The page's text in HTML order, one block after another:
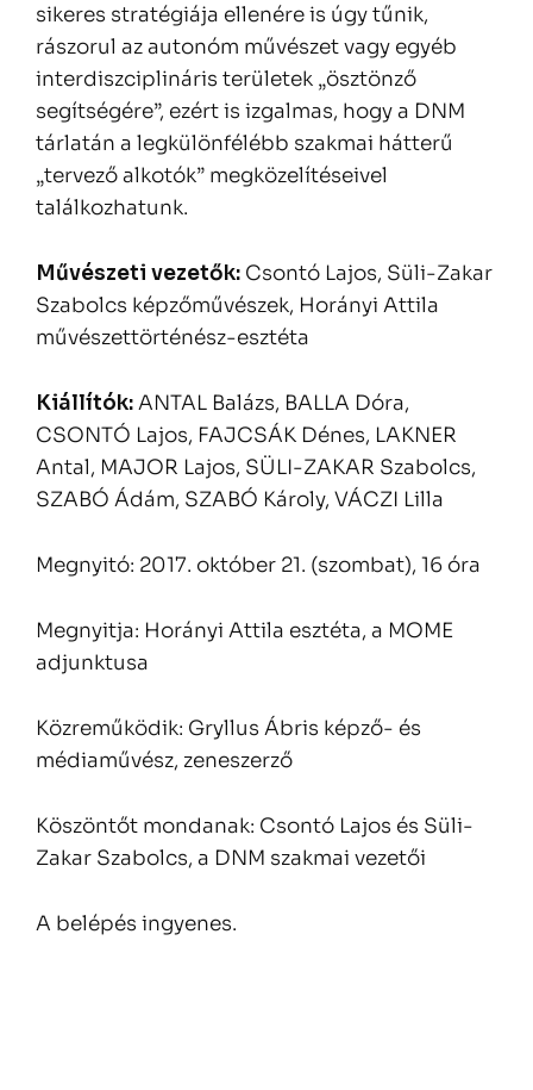
sikeres stratégiája ellenére is úgy tűnik,
rászorul az autonóm művészet vagy egyéb
interdiszciplináris területek „ösztönző
segítségére”, ezért is izgalmas, hogy a DNM
tárlatán a legkülönfélébb szakmai hátterű
„tervező alkotók” megközelítéseivel
találkozhatunk.
Művészeti vezetők: Csontó Lajos, Süli-Zakar
Szabolcs képzőművészek, Horányi Attila
művészettörténész-esztéta
Kiállítók:ANTAL Balázs, BALLA Dóra,
CSONTÓ Lajos, FAJCSÁK Dénes, LAKNER
Antal, MAJOR Lajos, SÜLI-ZAKAR Szabolcs,
SZABÓ Ádám, SZABÓ Károly, VÁCZI Lilla
Megnyitó: 2017. október 21. (szombat), 16 óra
Megnyitja: Horányi Attila esztéta, a MOME
adjunktusa
Közreműködik: Gryllus Ábris képző- és
médiaművész, zeneszerző
Köszöntőt mondanak: Csontó Lajos és Süli-
Zakar Szabolcs, a DNM szakmai vezetői
A belépés ingyenes.